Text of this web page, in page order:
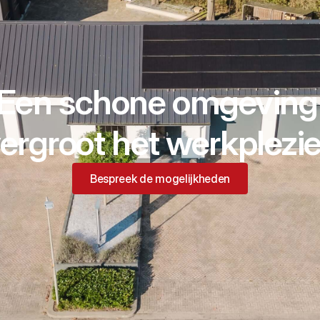
schone
het
Bespreek de mogelijkheden